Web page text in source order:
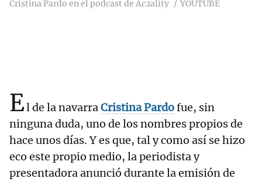
Cristina Pardo en el podcast de Ac2ality YOUTUBE
El de la navarraCristina Pardofue, sin
ninguna duda, uno de los nombres propios de
hace unos días. Y es que, tal y como así se hizo
eco este propio medio, la periodista y
presentadora anunció durante la emisión de